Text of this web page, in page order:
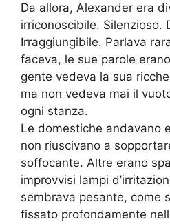
Da allora, Alexander era
irriconoscibile. Silenzioso.
Irraggiungibile. Parlava
faceva, le sue parole
gente vedeva la sua
ma non vedeva mai il
ogni stanza.
Le domestiche andavano
non riuscivano a
soffocante. Altre erano
improvvisi lampi
sembrava pesante, come
fissato profondamente